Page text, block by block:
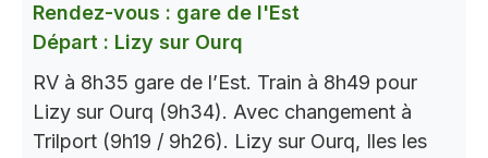
Rendez-vous : gare de l'Est
Départ : Lizy sur Ourq
RV à 8h35 gare de l’Est. Train à 8h49 pour
Lizy sur Ourq (9h34). Avec changement à
Trilport (9h19 / 9h26). Lizy sur Ourq, Iles les